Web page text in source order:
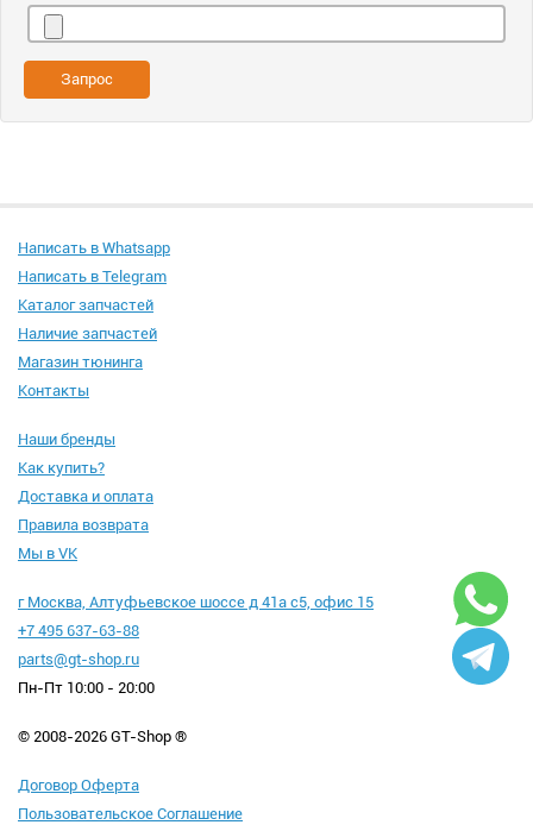
Запрос
Написать в Whatsapp
Написать в Telegram
Каталог запчастей
Наличие запчастей
Магазин тюнинга
Контакты
Наши бренды
Как купить?
Доставка и оплата
Правила возврата
Мы в VK
г Москва, Алтуфьевское шоссе д 41а с5, офис 15
+7 495 637-63-88
parts@gt-shop.ru
Пн-Пт 10:00 - 20:00
© 2008-2026 GT-Shop ®
Договор Оферта
Пользовательское Соглашение